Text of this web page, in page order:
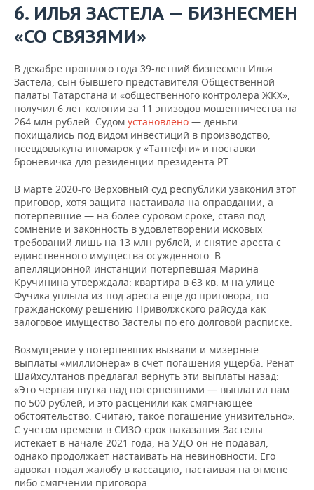
6. ИЛЬЯ ЗАСТЕЛА — БИЗНЕСМЕН
«СО СВЯЗЯМИ»
В декабре прошлого года 39-летний бизнесмен Илья
Застела, сын бывшего представителя Общественной
палаты Татарстана и «общественного контролера ЖКХ»,
получил 6 лет колонии за 11 эпизодов мошенничества на
264 млн рублей. Судом установлено — деньги
похищались под видом инвестиций в производство,
псевдовыкупа иномарок у «Татнефти» и поставки
броневичка для резиденции президента РТ.
В марте 2020-го Верховный суд республики узаконил этот
приговор, хотя защита настаивала на оправдании, а
потерпевшие — на более суровом сроке, ставя под
сомнение и законность в удовлетворении исковых
требований лишь на 13 млн рублей, и снятие ареста с
единственного имущества осужденного. В
апелляционной инстанции потерпевшая Марина
Кручинина утверждала: квартира в 63 кв. м на улице
Фучика уплыла из-под ареста еще до приговора, по
гражданскому решению Приволжского райсуда как
залоговое имущество Застелы по его долговой расписке.
Возмущение у потерпевших вызвали и мизерные
выплаты «миллионера» в счет погашения ущерба. Ренат
Шайхсултанов предлагал вернуть эти выплаты назад:
«Это черная шутка над потерпевшими — выплатил нам
по 500 рублей, и это расценили как смягчающее
обстоятельство. Считаю, такое погашение унизительно».
С учетом времени в СИЗО срок наказания Застелы
истекает в начале 2021 года, на УДО он не подавал,
однако продолжает настаивать на невиновности. Его
адвокат подал жалобу в кассацию, настаивая на отмене
либо смягчении приговора.